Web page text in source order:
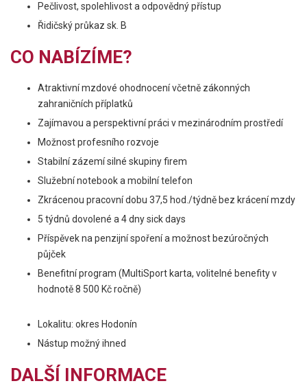
Pečlivost, spolehlivost a odpovědný přístup
Řidičský průkaz sk. B
CO NABÍZÍME?
Atraktivní mzdové ohodnocení včetně zákonných
zahraničních příplatků
Zajímavou a perspektivní práci v mezinárodním prostředí
Možnost profesního rozvoje
Stabilní zázemí silné skupiny firem
Služební notebook a mobilní telefon
Zkrácenou pracovní dobu 37,5 hod./týdně bez krácení mzdy
5 týdnů dovolené a 4 dny sick days
Příspěvek na penzijní spoření a možnost bezúročných
půjček
Benefitní program (MultiSport karta, volitelné benefity v
hodnotě 8 500 Kč ročně)
Lokalitu: okres Hodonín
Nástup možný ihned
DALŠÍ INFORMACE